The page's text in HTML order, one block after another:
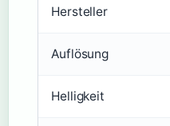
Hersteller
Auflösung
Helligkeit